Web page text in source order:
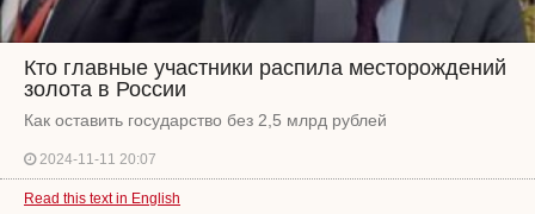
Кто главные участники распила месторождений
золота в России
Как оставить государство без 2,5 млрд рублей
2024-11-11 20:07
Read this text in English